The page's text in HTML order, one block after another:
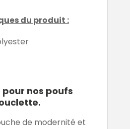
du produit :
nos poufs
de modernité et